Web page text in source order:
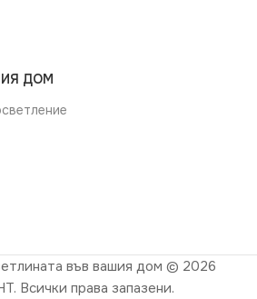
ДОМ
във вашия дом © 2026
Всички права запазени.